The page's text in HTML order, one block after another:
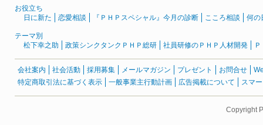
お役立ち
日に新た
恋愛相談 『ＰＨＰスペシャル』今月の診断 こころ相談 何の
テーマ別
松下幸之助
政策シンクタンクＰＨＰ総研 社員研修のＰＨＰ人材開発
会社案内 社会活動 採用募集 メールマガジン プレゼント お問合せ
特定商取引法に基づく表示
一般事業主行動計画 広告掲載について スマ
Copyright